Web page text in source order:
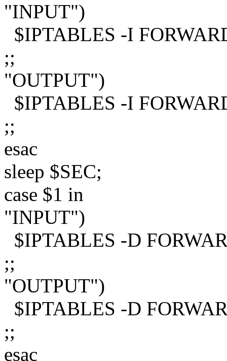
"INPUT")
$IPTABLES -I
;;
"OUTPUT")
$IPTABLES -I
;;
esac
sleep $SEC;
case $1 in
"INPUT")
$IPTABLES -D
;;
"OUTPUT")
$IPTABLES -D
;;
esac